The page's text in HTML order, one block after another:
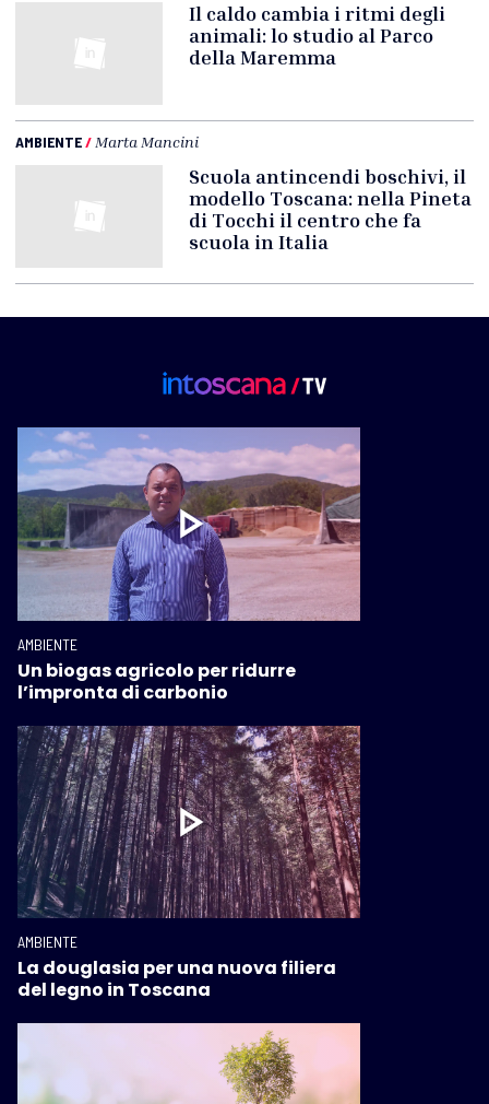
Il caldo cambia i ritmi degli
animali: lo studio al Parco
della Maremma
AMBIENTE/ Marta Mancini
Scuola antincendi boschivi, il
modello Toscana: nella Pineta
di Tocchi il centro che fa
scuola in Italia
AMBIENTE
Un biogas agricolo per ridurre
l’impronta di carbonio
AMBIENTE
La douglasia per una nuova filiera
del legno in Toscana